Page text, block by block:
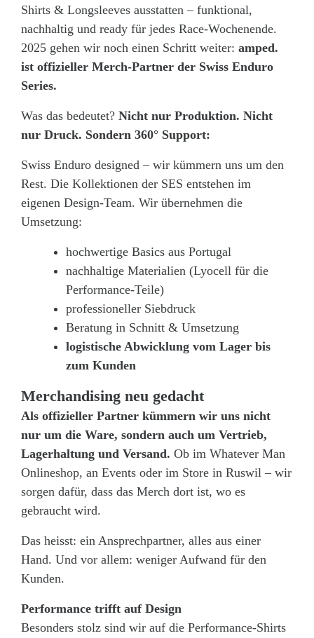
Shirts & Longsleeves ausstatten – funktional,
nachhaltig und ready für jedes Race-Wochenende.
2025 gehen wir noch einen Schritt weiter: amped.
ist offizieller Merch-Partner der Swiss Enduro
Series.
Was das bedeutet? Nicht nur Produktion. Nicht
nur Druck. Sondern 360° Support:
Swiss Enduro designed – wir kümmern uns um den
Rest. Die Kollektionen der SES entstehen im
eigenen Design-Team. Wir übernehmen die
Umsetzung:
hochwertige Basics aus Portugal
nachhaltige Materialien (Lyocell für die
Performance-Teile)
professioneller Siebdruck
Beratung in Schnitt & Umsetzung
logistische Abwicklung vom Lager bis
zum Kunden
Merchandising neu gedacht
Als offizieller Partner kümmern wir uns nicht
nur um die Ware, sondern auch um Vertrieb,
Lagerhaltung und Versand. Ob im Whatever Man
Onlineshop, an Events oder im Store in Ruswil – wir
sorgen dafür, dass das Merch dort ist, wo es
gebraucht wird.
Das heisst: ein Ansprechpartner, alles aus einer
Hand. Und vor allem: weniger Aufwand für den
Kunden.
Performance trifft auf Design
Besonders stolz sind wir auf die Performance-Shirts